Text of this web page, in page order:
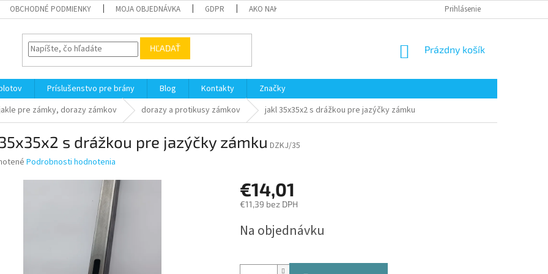
OBCHODNÉ PODMIENKY MOJA OBJEDNÁVKA GDPR AKO NAKUPOVAŤ Prihlásenie
HĽADAŤ
NÁKUPNÝ
Prázdny košík
Príslušenstvo pre brány Blog Kontakty
Značky
pre zámky, dorazy zámkov dorazy a protikusy zámkov jakl 35x35x2 s drážkou pre jazýčky zámku
s drážkou pre jazýčky zámku DZKJ/35
Podrobnosti hodnotenia
€14,01
€11,39 bez DPH
cena:
Na objednávku